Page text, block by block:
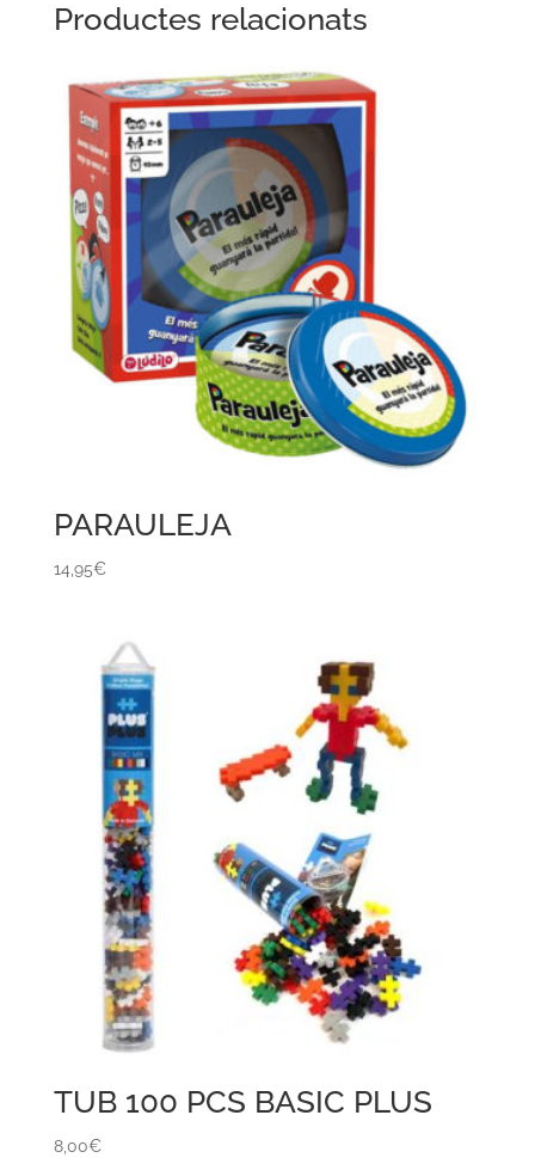
Productes relacionats
PARAULEJA
14,95€
TUB 100 PCS BASIC PLUS
8,00€